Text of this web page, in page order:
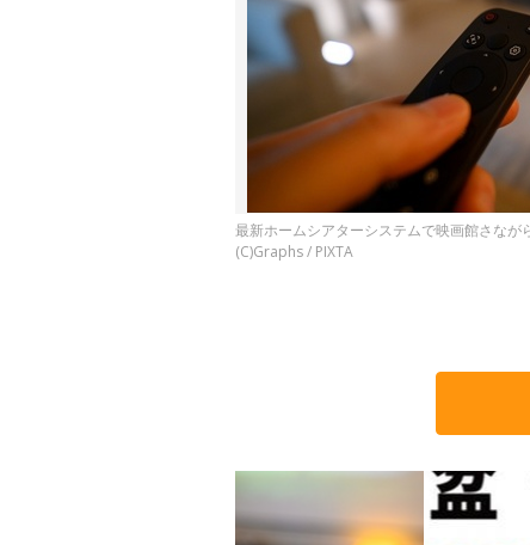
最新ホームシアターシステムで映画館さなが
(C)Graphs / PIXTA